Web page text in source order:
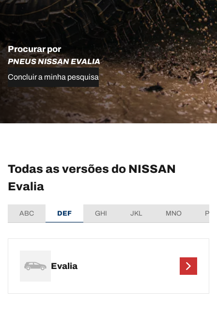
Procurar por
PNEUS NISSAN EVALIA
Concluir a minha pesquisa
Todas as versões do NISSAN
Evalia
ABC DEF GHI JKL MNO
Evalia